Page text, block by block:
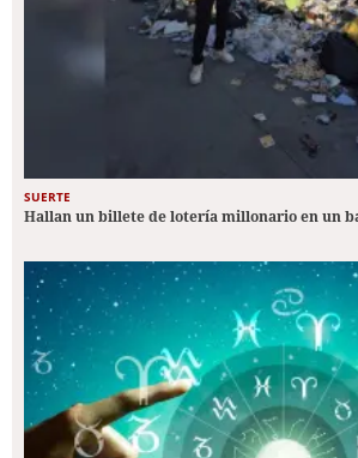
SUERTE
Hallan un billete de lotería millonario en un